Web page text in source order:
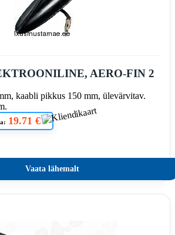
AERO-FIN 2
kaabli pikkus 150 mm, ülevärvitav.
19.71 €
Vaata lähemalt